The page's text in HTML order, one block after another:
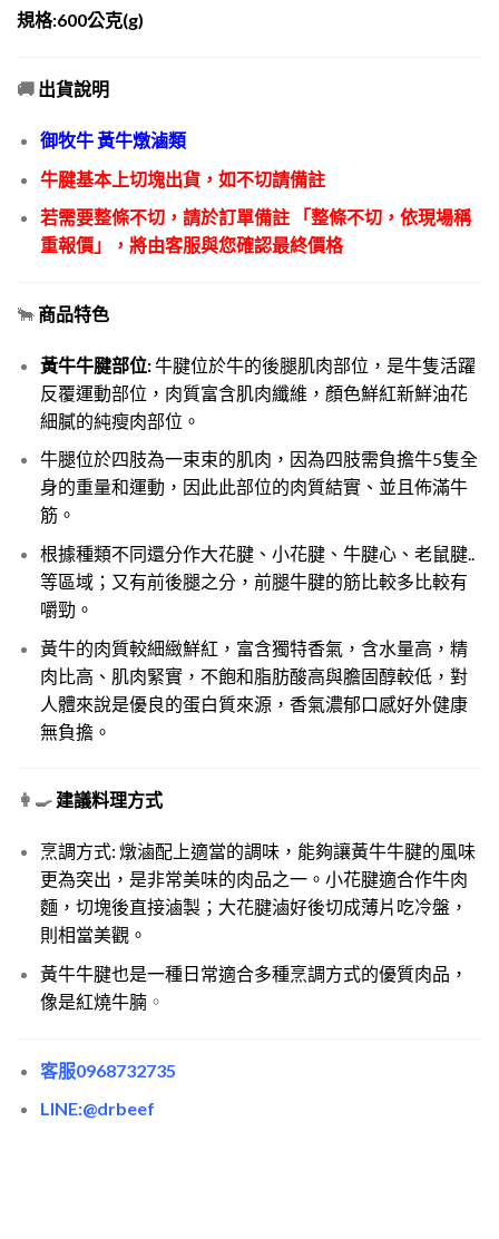
規格:600公克(g)
🚚 出貨說明
御牧牛 黃牛燉滷類
牛腱基本上切塊出貨，如不切請備註
若需要整條不切，請於訂單備註 「整條不切，依現場稱
重報價」，將由客服與您確認最終價格
🐂 商品特色
黃牛牛腱部位:牛腱位於牛的後腿肌肉部位，是牛隻活躍
反覆運動部位，肉質富含肌肉纖維，顏色鮮紅新鮮油花
細膩的純瘦肉部位。
牛腿位於四肢為一束束的肌肉，因為四肢需負擔牛5隻全
身的重量和運動，因此此部位的肉質結實、並且佈滿牛
筋。
根據種類不同還分作大花腱、小花腱、牛腱心、老鼠腱..
等區域；又有前後腿之分，前腿牛腱的筋比較多比較有
嚼勁。
黃牛的肉質較細緻鮮紅，富含獨特香氣，含水量高，精
肉比高、肌肉緊實，不飽和脂肪酸高與膽固醇較低，對
人體來說是優良的蛋白質來源，香氣濃郁口感好外健康
無負擔。
👩‍🍳 建議料理方式
烹調方式: 燉滷配上適當的調味，能夠讓黃牛牛腱的風味
更為突出，是非常美味的肉品之一。小花腱適合作牛肉
麵，切塊後直接滷製；大花腱滷好後切成薄片吃冷盤，
則相當美觀。
黃牛牛腱也是一種日常適合多種烹調方式的優質肉品，
像是紅燒牛腩。
客服0968732735
LINE:@drbeef